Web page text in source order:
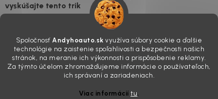
Spoločnosť Andyhoauto.sk využíva súbory cookie a ďalšie
technológie na zaistenie spoľahlivosti a bezpečnosti našich
stránok, na meranie ich výkonnosti a prispôsobenie reklamy.
Za týmto účelom zhromažďujeme informácie o používateľoch,
ich správaní a zariadeniach.
Viac informáciítu.
vyskúšajte tento trik
skutočnosti je? Často za to môžu práve „slepé“ svetlomety. Ten
mliečny, drsný povrch nie je len estetická vada. Keď slnko a soľ urobia
svoje, plexisklo začne svetlo rozptyľovať namiesto to...
Zabudnite na handru. Ak chcete mať auto naozaj čisté,